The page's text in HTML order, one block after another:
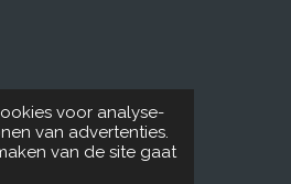
voor analyse-
van advertenties.
van de site gaat
en disclaimer